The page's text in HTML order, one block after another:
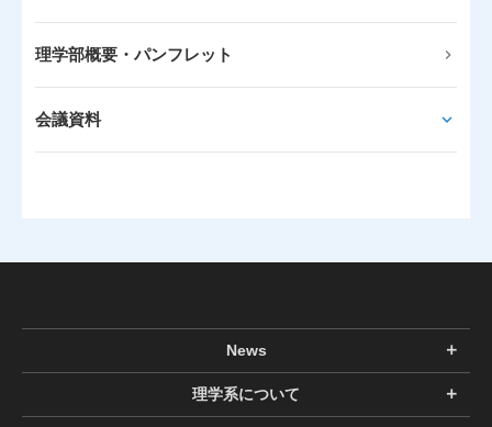
理学部概要・パンフレット
会議資料
News
理学系について